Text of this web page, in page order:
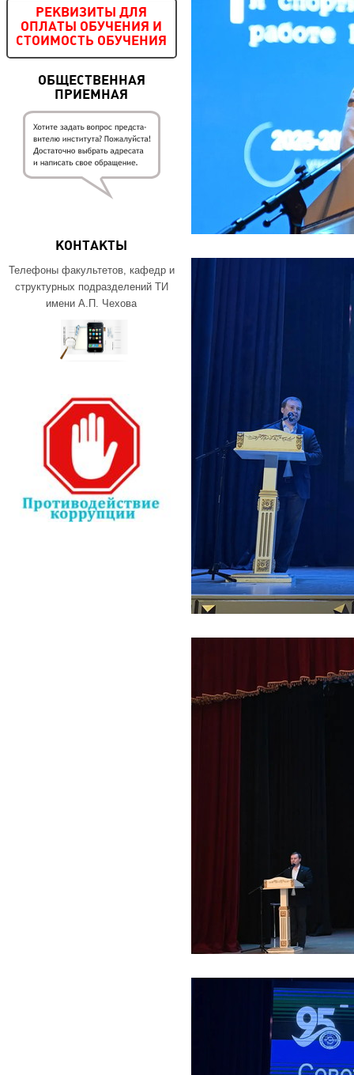
РЕКВИЗИТЫ ДЛЯ
ОПЛАТЫ ОБУЧЕНИЯ И
СТОИМОСТЬ ОБУЧЕНИЯ
ОБЩЕСТВЕННАЯ
ПРИЕМНАЯ
КОНТАКТЫ
Телефоны факультетов, кафедр и
структурных подразделений ТИ
имени А.П. Чехова